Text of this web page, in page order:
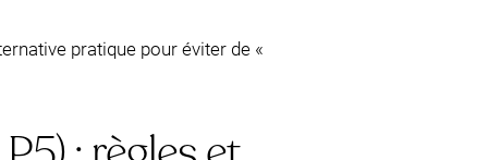
pratique pour éviter de «